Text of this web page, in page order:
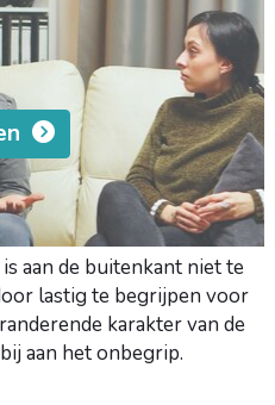
aan de buitenkant niet te
lastig te begrijpen voor
karakter van de
aan het onbegrip.